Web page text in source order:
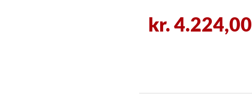
kr. 4.224,00